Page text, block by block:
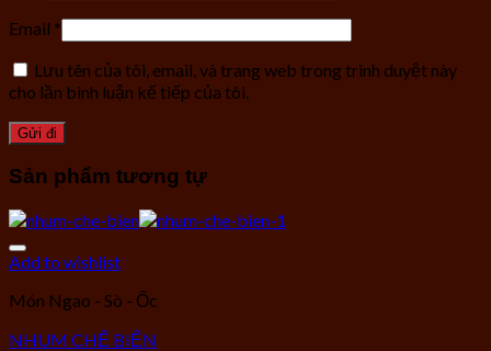
Email *
Lưu tên của tôi, email, và trang web trong trình duyệt này
cho lần bình luận kế tiếp của tôi.
Sản phẩm tương tự
Add to wishlist
Món Ngao - Sò - Ốc
NHUM CHẾ BIẾN